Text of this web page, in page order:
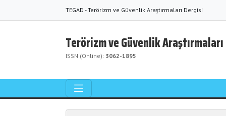
TEGAD - Terörizm ve Güvenlik Araştırmaları Dergisi
Terörizm ve Güvenlik
ISSN (Online): 3062-1895